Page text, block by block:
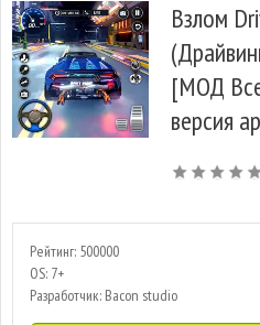
Взлом
[МОД
версия
Рейтинг: 500000
OS: 7+
Разработчик: Bacon studio